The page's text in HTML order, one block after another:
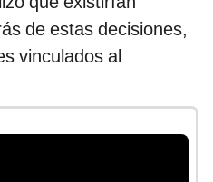
de estas decisiones,
vinculados al